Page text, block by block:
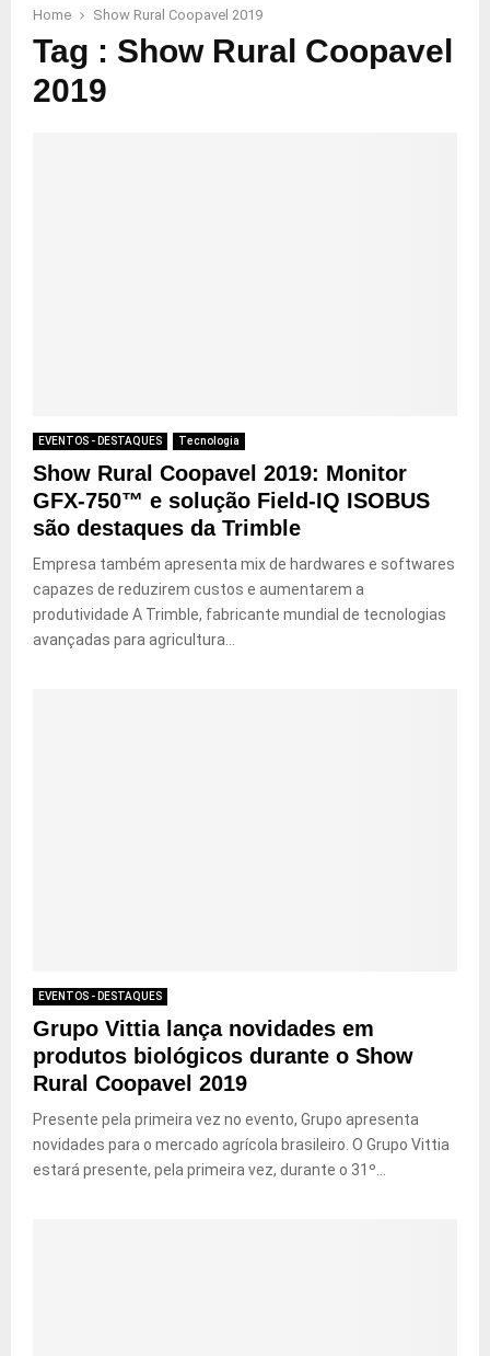
Home Show Rural Coopavel 2019
Tag : Show Rural Coopavel
2019
EVENTOS - DESTAQUES Tecnologia
Show Rural Coopavel 2019: Monitor
GFX-750™ e solução Field-IQ ISOBUS
são destaques da Trimble
Empresa também apresenta mix de hardwares e softwares
capazes de reduzirem custos e aumentarem a
produtividade A Trimble, fabricante mundial de tecnologias
avançadas para agricultura...
EVENTOS - DESTAQUES
Grupo Vittia lança novidades em
produtos biológicos durante o Show
Rural Coopavel 2019
Presente pela primeira vez no evento, Grupo apresenta
novidades para o mercado agrícola brasileiro. O Grupo Vittia
estará presente, pela primeira vez, durante o 31º...